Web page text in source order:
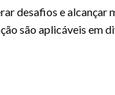
desafios e alcançar
são aplicáveis ​​em